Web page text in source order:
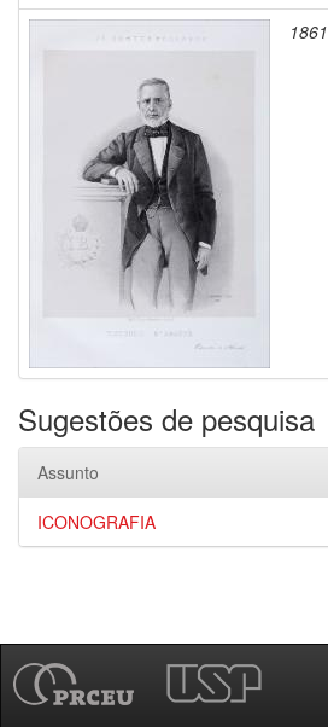
1861
Sugestões de pesquisa
Assunto
ICONOGRAFIA